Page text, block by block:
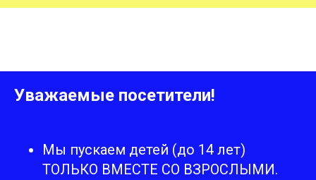
Уважаемые посетители!
Мы пускаем детей (до 14 лет)
ТОЛЬКО ВМЕСТЕ СО ВЗРОСЛЫМИ.